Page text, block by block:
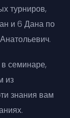
турниров,
и 6 Дана по
семинаре,
из
знания вам